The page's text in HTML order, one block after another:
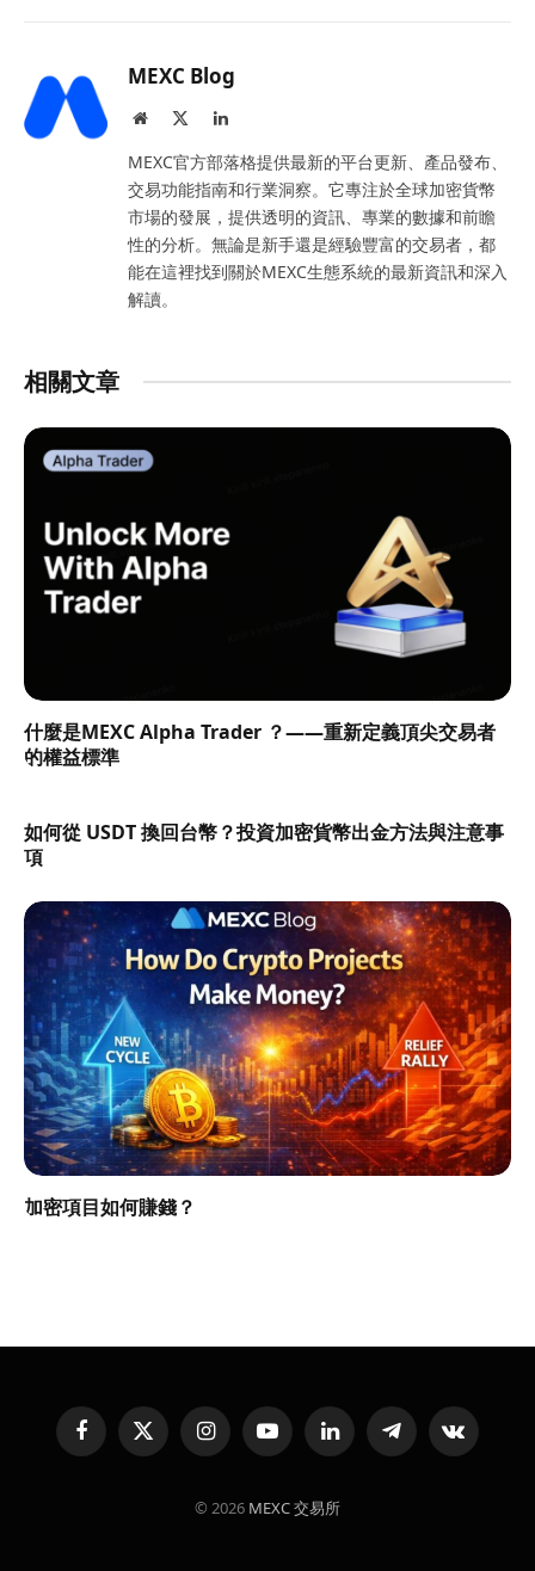
MEXC Blog
Website LinkedIn
MEXC官方部落格提供最新的平台更新、產品發布、
交易功能指南和行業洞察。它專注於全球加密貨幣
市場的發展，提供透明的資訊、專業的數據和前瞻
性的分析。無論是新手還是經驗豐富的交易者，都
能在這裡找到關於MEXC生態系統的最新資訊和深入
解讀。
相關文章
什麼是MEXC Alpha Trader ？——重新定義頂尖交易者
的權益標準
如何從 USDT 換回台幣？投資加密貨幣出金方法與注意事
項
加密項目如何賺錢？
FacebookX
(Twitter)
InstagramYouTubeLinkedInTelegramVKontakte
© 2026 MEXC 交易所